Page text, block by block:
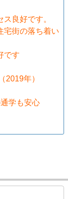
良好です。
宅街の落ち着い
です
年）
学も安心